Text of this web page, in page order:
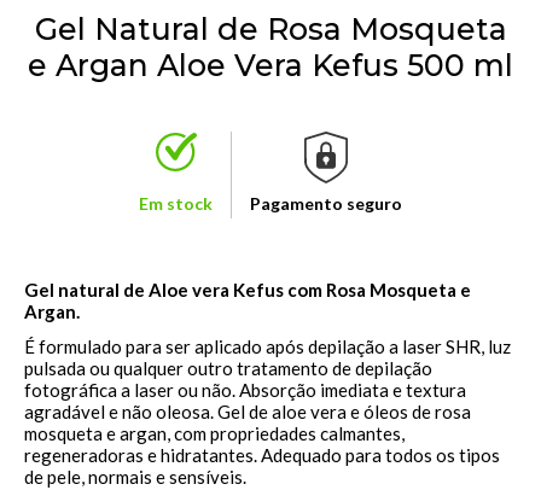
Gel Natural de Rosa Mosqueta
e Argan Aloe Vera Kefus 500 ml
Em stock Pagamento seguro
Gel natural de Aloe vera Kefus com Rosa Mosqueta e
Argan.
É formulado para ser aplicado após depilação a laser SHR, luz
pulsada ou qualquer outro tratamento de depilação
fotográfica a laser ou não. Absorção imediata e textura
agradável e não oleosa. Gel de aloe vera e óleos de rosa
mosqueta e argan, com propriedades calmantes,
regeneradoras e hidratantes. Adequado para todos os tipos
de pele, normais e sensíveis.